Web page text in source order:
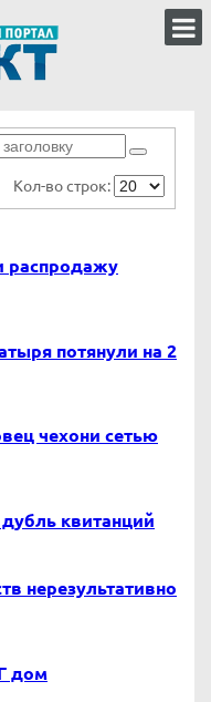
Кол-во строк:
распродажу
потянули на 2
чехони сетью
квитанций
нерезультативно
дом